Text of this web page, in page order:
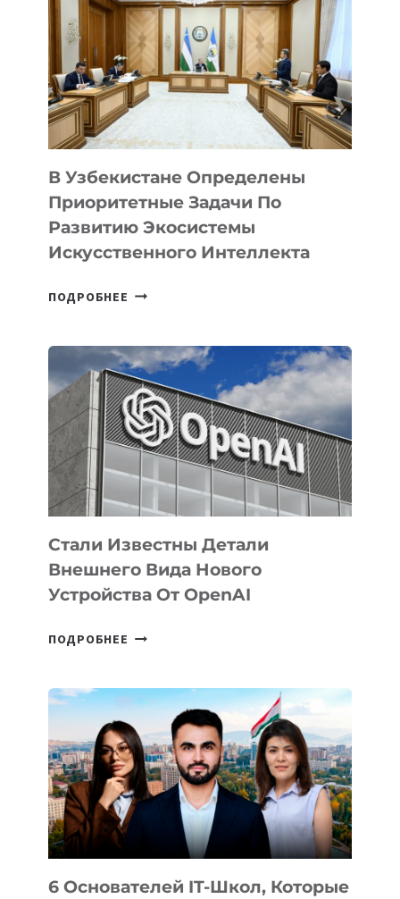
В Узбекистане Определены
Приоритетные Задачи По
Развитию Экосистемы
Искусственного Интеллекта
ПОДРОБНЕЕ В
ПРИОРИТЕТНЫЕ
ЗАДАЧИ
ПО
РАЗВИТИЮ
ЭКОСИСТЕМЫ
ИСКУССТВЕННОГО
ИНТЕЛЛЕКТА
Стали Известны Детали
Внешнего Вида Нового
Устройства От OpenAI
ПОДРОБНЕЕ СТАЛИ
ВНЕШНЕГО
ВИДА
НОВОГО
УСТРОЙСТВА
ОТ
OPENAI
6 Основателей IT-Школ, Которые